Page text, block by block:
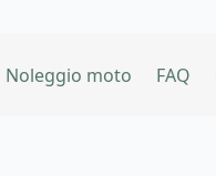
Noleggio moto FAQ